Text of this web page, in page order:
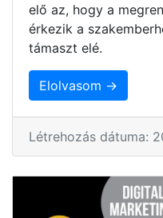
elő az, hogy a
érkezik a
támaszt elé.
Elolvasom →
Létrehozás dátuma: